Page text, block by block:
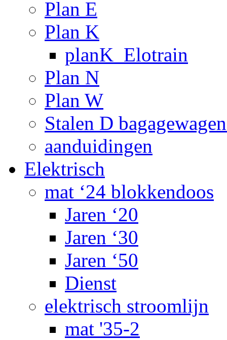
Plan E
Plan K
planK_Elotrain
Plan N
Plan W
Stalen D
aanduidingen
Elektrisch
mat ‘24 blokkendoos
Jaren ‘20
Jaren ‘30
Jaren ‘50
Dienst
elektrisch stroomlijn
mat '35-2